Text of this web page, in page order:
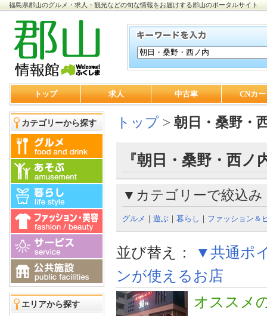
福島県郡山のグルメ・求人・観光などの旬な情報をお届けする郡山のポータルサイト
トップ 求人 中古車 CNカ
カテゴリーから探す
エリアから探す
トップ > 朝日・桑野・
『朝日・桑野・西
▼カテゴリーで絞込み
グルメ ｜ 遊ぶ ｜ 暮らし ｜ ファッション＆
並び替え：
▼共通ポ
ンが使えるお店
オススメ